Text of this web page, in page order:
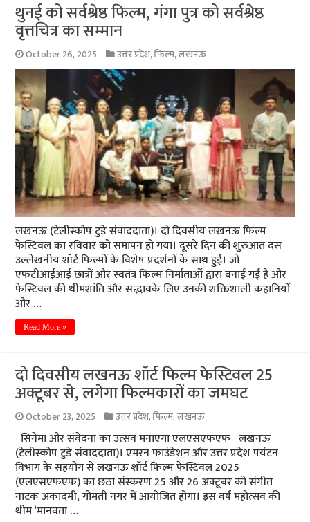
थुनई को सर्वश्रेष्ठ फिल्म, गंगा पुत्र को सर्वश्रेष्ठ
वृत्तचित्र का सम्मान
October 26, 2025 उत्तर प्रदेश,फिल्म,लखनऊ
लखनऊ (टेलीस्कोप टुडे संवाददाता)। दो दिवसीय लखनऊ फिल्म
फेस्टिवल का रविवार को समापन हो गया। दूसरे दिन की शुरुआत दस
उल्लेखनीय शॉर्ट फिल्मों के विशेष प्रदर्शनों के साथ हुई। जो
एफटीआईआई छात्रों और स्वतंत्र फिल्म निर्माताओं द्वारा बनाई गई हैं और
फेस्टिवल की थीमशांति और सद्भावके लिए उनकी शक्तिशाली कहानियों
और …
Read More »
दो दिवसीय लखनऊ शॉर्ट फिल्म फेस्टिवल 25
अक्टूबर से, लगेगा फिल्मकारों का जमघट
October 23, 2025 उत्तर प्रदेश,फिल्म,लखनऊ
सिनेमा और संवेदना का उत्सव मनाएगा एलएसएफएफ लखनऊ
(टेलीस्कोप टुडे संवाददाता)। एमरन फाउंडेशन और उत्तर प्रदेश पर्यटन
विभाग के सहयोग से लखनऊ शॉर्ट फिल्म फेस्टिवल 2025
(एलएसएफएफ) का छठा संस्करण 25 और 26 अक्टूबर को संगीत
नाटक अकादमी, गोमती नगर में आयोजित होगा। इस वर्ष महोत्सव की
थीम ‘मानवता …